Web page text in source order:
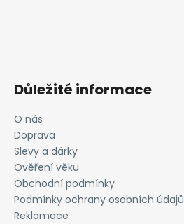
Důležité informace
O nás
Doprava
Slevy a dárky
Ověření věku
Obchodní podmínky
Podmínky ochrany osobních údajů
Reklamace